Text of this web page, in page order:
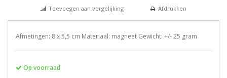
Toevoegen aan vergelijking
Afdrukken
Afmetingen: 8 x 5,5 cm Materiaal: magneet Gewicht: +/- 25 gram
Op voorraad